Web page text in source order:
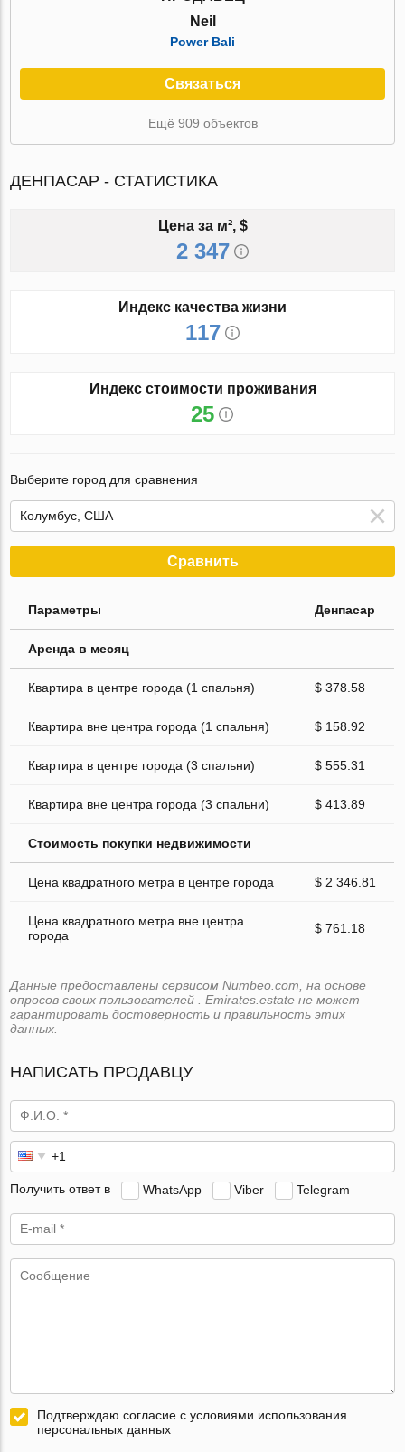
Neil
Power Bali
Связаться
Ещё 909 объектов
ДЕНПАСАР - СТАТИСТИКА
Цена за м², $
2 347
Индекс качества жизни
117
Индекс стоимости проживания
25
Выберите город для сравнения
Сравнить
Параметры Денпасар
Аренда в месяц
Квартира в центре города (1 спальня) $ 378.58
Квартира вне центра города (1 спальня) $ 158.92
Квартира в центре города (3 спальни) $ 555.31
Квартира вне центра города (3 спальни) $ 413.89
Стоимость покупки недвижимости
Цена квадратного метра в центре города $ 2 346.81
Цена квадратного метра вне центра
города
$ 761.18
Данные предоставлены сервисом Numbeo.com, на основе
опросов своих пользователей . Emirates.estate не может
гарантировать достоверность и правильность этих
данных.
НАПИСАТЬ ПРОДАВЦУ
Получить ответ в WhatsApp Viber Telegram
Подтверждаю согласие с условиями использования
персональных данных